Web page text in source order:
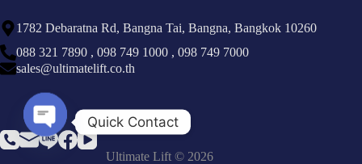
1782 Debaratna Rd, Bangna Tai, Bangna, Bangkok 10260
088 321 7890 , 098 749 1000 , 098 749 7000
sales@ultimatelift.co.th
Ultimate Lift © 2026
Quick Contact
Open chaty